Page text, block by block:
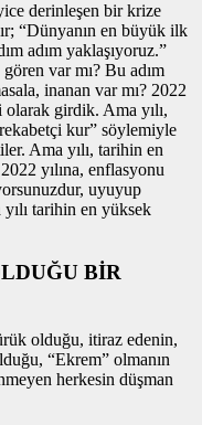
derinleşen bir krize
“Dünyanın en büyük ilk
adım yaklaşıyoruz.”
var mı? Bu adım
inanan var mı? 2022
olarak girdik. Ama yılı,
kur” söylemiyle
Ama yılı, tarihin en
yılına, enflasyonu
uyuyup
tarihin en yüksek
BİR
olduğu, itiraz edenin,
“Ekrem” olmanın
herkesin düşman